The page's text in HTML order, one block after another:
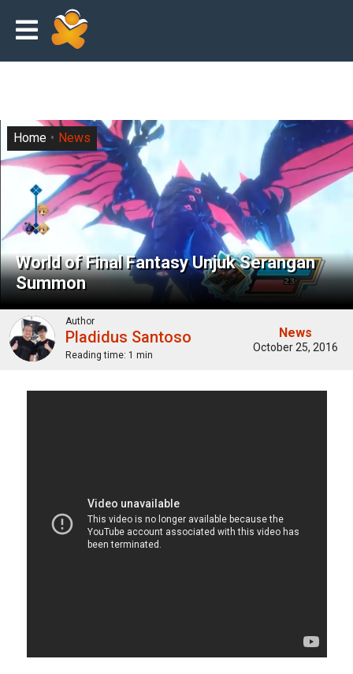
World of Final Fantasy Unjuk Serangan
Summon
Home News
Author
Pladidus Santoso
Reading time: 1 min
News
October 25, 2016